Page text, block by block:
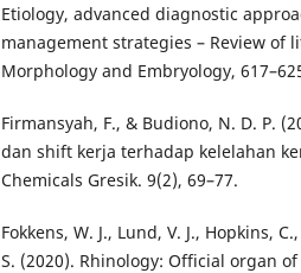
Etiology, advanced diagnostic
management strategies – Review of
Morphology and Embryology,
Firmansyah, F., & Budiono, N. D. P.
dan shift kerja terhadap kelelahan
Chemicals Gresik. 9(2), 69–77.
Fokkens, W. J., Lund, V. J., Hopkins,
S. (2020). Rhinology: Official organ